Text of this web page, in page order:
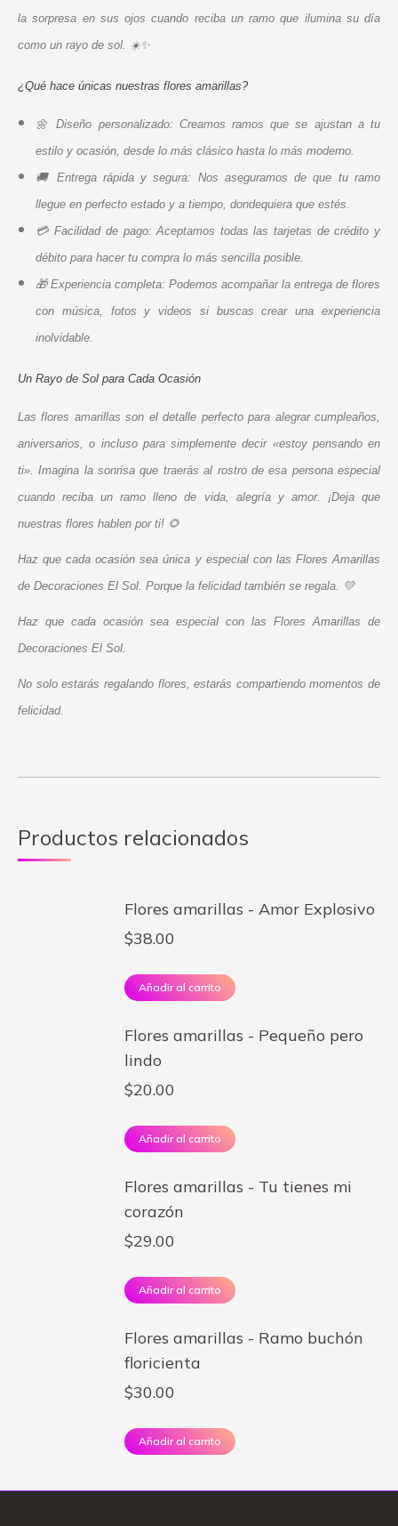
la sorpresa en sus ojos cuando reciba un ramo que ilumina su día
como un rayo de sol. ☀️✨
¿Qué hace únicas nuestras flores amarillas?
🌼 Diseño personalizado: Creamos ramos que se ajustan a tu
estilo y ocasión, desde lo más clásico hasta lo más moderno.
🚚 Entrega rápida y segura: Nos aseguramos de que tu ramo
llegue en perfecto estado y a tiempo, dondequiera que estés.
💳 Facilidad de pago: Aceptamos todas las tarjetas de crédito y
débito para hacer tu compra lo más sencilla posible.
🎁 Experiencia completa: Podemos acompañar la entrega de flores
con música, fotos y videos si buscas crear una experiencia
inolvidable.
Un Rayo de Sol para Cada Ocasión
Las flores amarillas son el detalle perfecto para alegrar cumpleaños,
aniversarios, o incluso para simplemente decir «estoy pensando en
ti». Imagina la sonrisa que traerás al rostro de esa persona especial
cuando reciba un ramo lleno de vida, alegría y amor. ¡Deja que
nuestras flores hablen por ti! 🌻
Haz que cada ocasión sea única y especial con las Flores Amarillas
de Decoraciones El Sol. Porque la felicidad también se regala. 💛
Haz que cada ocasión sea especial con las Flores Amarillas de
Decoraciones El Sol.
No solo estarás regalando flores, estarás compartiendo momentos de
felicidad.
Productos relacionados
Flores amarillas - Amor Explosivo
$38.00
Añadir al carrito
Flores amarillas - Pequeño pero
lindo
$20.00
Añadir al carrito
Flores amarillas - Tu tienes mi
corazón
$29.00
Añadir al carrito
Flores amarillas - Ramo buchón
floricienta
$30.00
Añadir al carrito